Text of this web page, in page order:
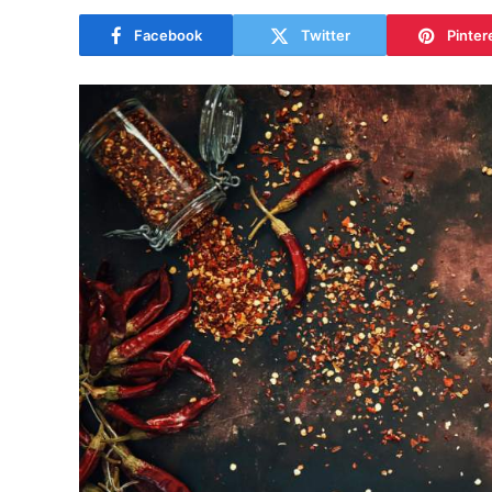
Facebook Twitter